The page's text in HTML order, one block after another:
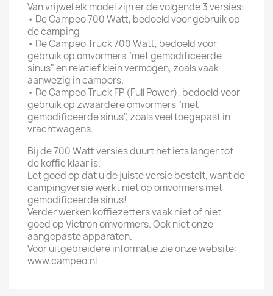
Van vrijwel elk model zijn er de volgende 3 versies:
• De Campeo 700 Watt, bedoeld voor gebruik op
de camping
• De Campeo Truck 700 Watt, bedoeld voor
gebruik op omvormers "met gemodificeerde
sinus" en relatief klein vermogen, zoals vaak
aanwezig in campers.
• De Campeo Truck FP (Full Power), bedoeld voor
gebruik op zwaardere omvormers "met
gemodificeerde sinus", zoals veel toegepast in
vrachtwagens.
Bij de 700 Watt versies duurt het iets langer tot
de koffie klaar is.
Let goed op dat u de juiste versie bestelt, want de
campingversie werkt niet op omvormers met
gemodificeerde sinus!
Verder werken koffiezetters vaak niet of niet
goed op Victron omvormers. Ook niet onze
aangepaste apparaten.
Voor uitgebreidere informatie zie onze website:
www.campeo.nl